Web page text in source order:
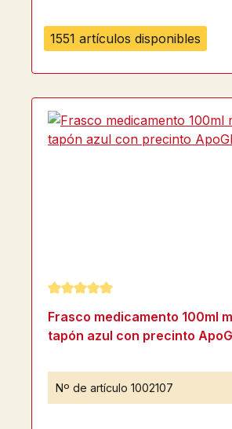
1551 artículos disponibles
Calificación promedio de 5 de
Frasco medicamento 100ml
tapón azul con precinto
Nº de artículo 1002107